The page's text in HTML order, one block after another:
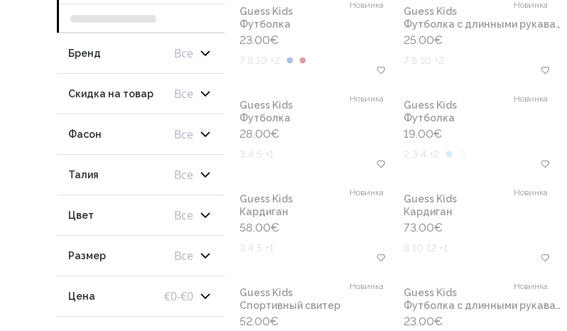
Бренд Все
Скидка на товар Все
Фасон Все
Талия Все
Цвет Все
Размер Все
Цена €0-€0
Новинка
Guess Kids
Футболка
23.00€
7 8 10 +2
Новинка
Guess Kids
Футболка с длинными рукавами
25.00€
7 8 10 +2
Новинка
Guess Kids
Футболка
28.00€
3 4 5 +1
Новинка
Guess Kids
Футболка
19.00€
2 3 4 +2
Новинка
Guess Kids
Кардиган
58.00€
3 4 5 +1
Новинка
Guess Kids
Кардиган
73.00€
8 10 12 +1
Новинка
Guess Kids
Cпортивный свитер
52.00€
Новинка
Guess Kids
Футболка с длинными рукавами
23.00€